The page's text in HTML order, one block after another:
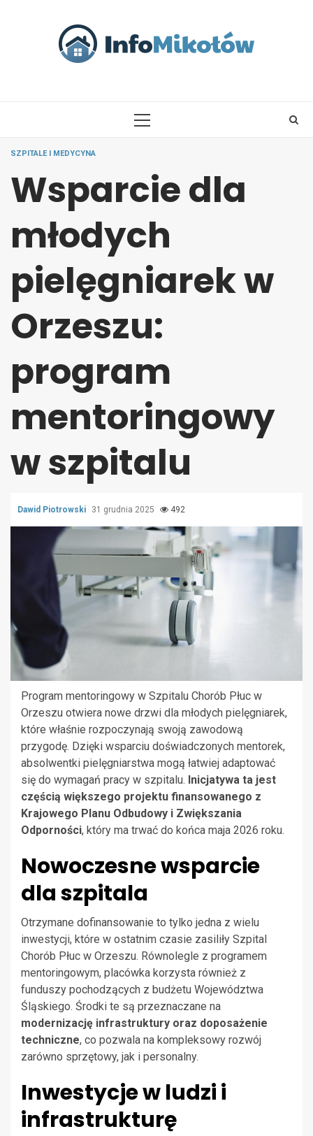
PRIMARY
SZPITALE I MEDYCYNA
Wsparcie dla
młodych
pielęgniarek w
Orzeszu:
program
mentoringowy
w szpitalu
Dawid Piotrowski 31 grudnia 2025 492
Program mentoringowy w Szpitalu Chorób Płuc w
Orzeszu otwiera nowe drzwi dla młodych pielęgniarek,
które właśnie rozpoczynają swoją zawodową
przygodę. Dzięki wsparciu doświadczonych mentorek,
absolwentki pielęgniarstwa mogą łatwiej adaptować
się do wymagań pracy w szpitalu. Inicjatywa ta jest
częścią większego projektu finansowanego z
Krajowego Planu Odbudowy i Zwiększania
Odporności, który ma trwać do końca maja 2026 roku.
Nowoczesne wsparcie
dla szpitala
Otrzymane dofinansowanie to tylko jedna z wielu
inwestycji, które w ostatnim czasie zasiliły Szpital
Chorób Płuc w Orzeszu. Równolegle z programem
mentoringowym, placówka korzysta również z
funduszy pochodzących z budżetu Województwa
Śląskiego. Środki te są przeznaczane na
modernizację infrastruktury oraz doposażenie
techniczne, co pozwala na kompleksowy rozwój
zarówno sprzętowy, jak i personalny.
Inwestycje w ludzi i
infrastrukturę